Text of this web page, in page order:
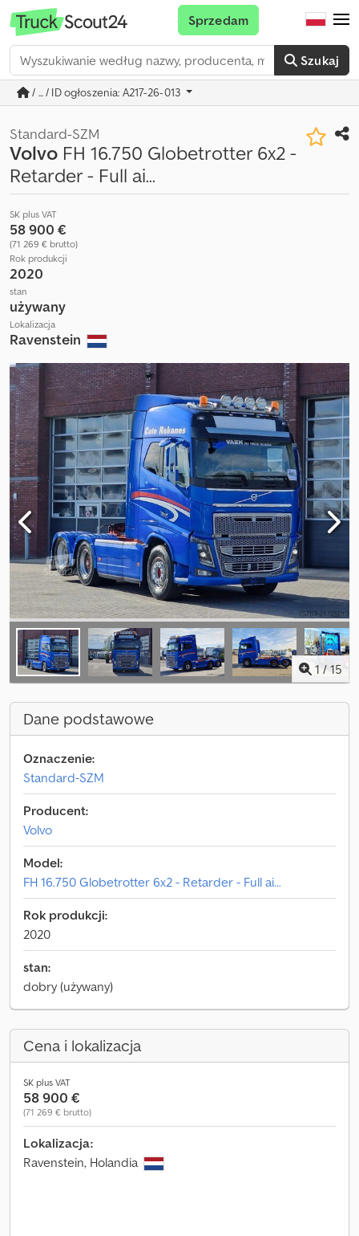
Szukaj
Sprzedam
/ ... / ID ogłoszenia: A217-26-013
Standard-SZM
Volvo FH 16.750 Globetrotter 6x2 -
Retarder - Full ai...
SK plus VAT
58 900 €
(71 269 € brutto)
Rok produkcji
2020
stan
używany
Lokalizacja
Ravenstein
1 / 15
Dane podstawowe
Oznaczenie:
Standard-SZM
Producent:
Volvo
Model:
FH 16.750 Globetrotter 6x2 - Retarder - Full ai...
Rok produkcji:
2020
stan:
dobry (używany)
Cena i lokalizacja
SK plus VAT
58 900 €
(71 269 € brutto)
Lokalizacja:
Ravenstein, Holandia